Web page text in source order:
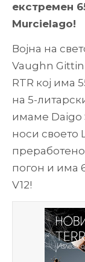
екстремен
Murcielago!
Војна на
Vaughn Gittin
RTR кој има
на 5-
имаме Daigo
носи своето
погон и има
V12!